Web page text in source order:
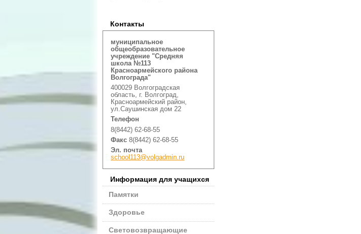
Контакты
муниципальное
общеобразовательное
учреждение "Средняя
школа №113
Красноармейского района
Волгограда"
400029 Волгоградская
область, г. Волгоград,
Красноармейский район,
ул.Саушинская дом 22
Телефон
8(8442) 62-68-55
Факс 8(8442) 62-68-55
Эл. почта
school113@volgadmin.ru
Информация для учащихся
Памятки
Здоровье
Световозвращающие